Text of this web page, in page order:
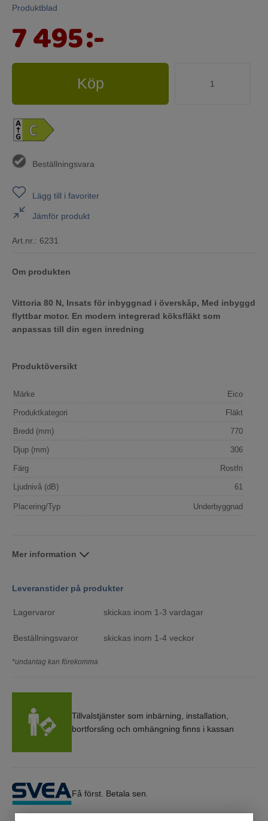
Produktblad
7 495:-
Köp
Beställningsvara
Lägg till i favoriter
Jämför produkt
Art.nr.: 6231
Om produkten
Vittoria 80 N, Insats för inbyggnad i överskåp, Med inbyggd
flyttbar motor. En modern integrerad köksfläkt som
anpassas till din egen inredning
Produktöversikt
Märke Eico
Produktkategori Fläkt
Bredd (mm) 770
Djup (mm) 306
Färg Rostfri
Ljudnivå (dB) 61
Placering/Typ Underbyggnad
Mer information
Leveranstider på produkter
Lagervaror skickas inom 1-3 vardagar
Beställningsvaror skickas inom 1-4 veckor
*undantag kan förekomma
Tillvalstjänster som inbärning, installation,
bortforsling och omhängning finns i kassan
Få först. Betala sen.